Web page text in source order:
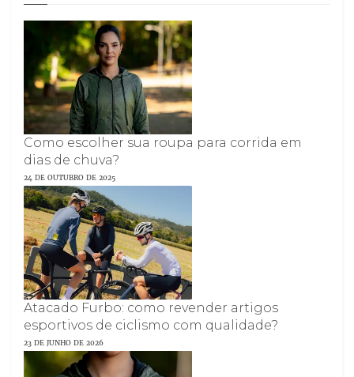
Como escolher sua roupa para corrida em
dias de chuva?
24 DE OUTUBRO DE 2025
Atacado Furbo: como revender artigos
esportivos de ciclismo com qualidade?
23 DE JUNHO DE 2026